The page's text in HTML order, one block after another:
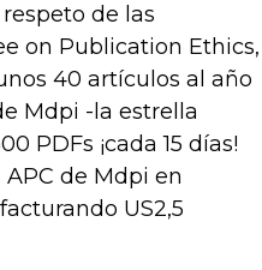
de las
on Publication Ethics,
40 artículos al año
Mdpi -la estrella
PDFs ¡cada 15 días!
de Mdpi en
US2,5